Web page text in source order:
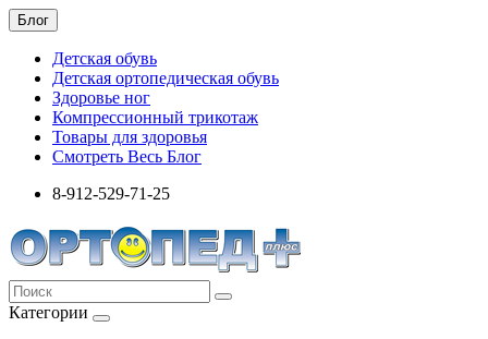
Блог
Детская обувь
Детская ортопедическая обувь
Здоровье ног
Компрессионный трикотаж
Товары для здоровья
Смотреть Весь Блог
8-912-529-71-25
Категории